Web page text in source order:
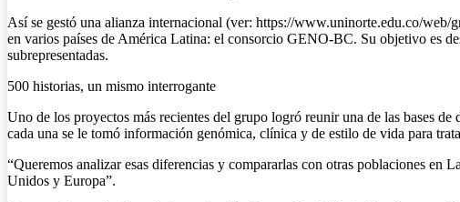
Así se gestó una alianza internacional (ver: https://www.uninorte.edu.co/
en varios países de América Latina: el consorcio GENO-BC. Su objetivo es
subrepresentadas.
500 historias, un mismo interrogante
Uno de los proyectos más recientes del grupo logró reunir una de las bases
cada una se le tomó información genómica, clínica y de estilo de vida para
“Queremos analizar esas diferencias y compararlas con otras poblaciones en
Unidos y Europa”.